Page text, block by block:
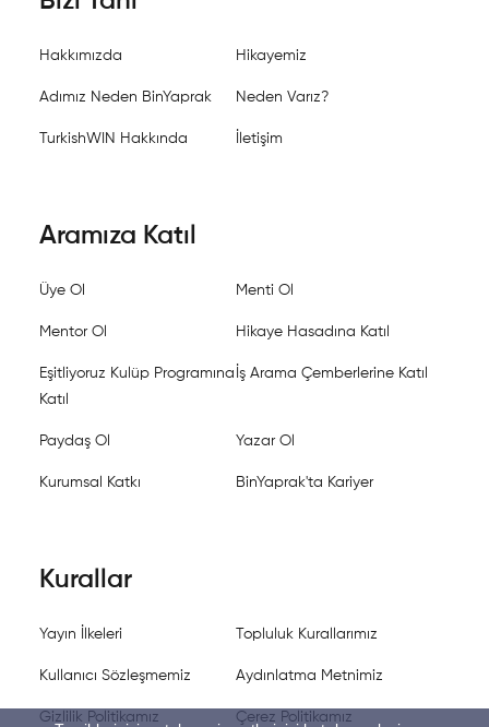
Hakkımızda Hikayemiz
Adımız Neden BinYaprak Neden Varız?
TurkishWIN Hakkında İletişim
Aramıza Katıl
Üye Ol Menti Ol
Mentor Ol Hikaye Hasadına Katıl
Eşitliyoruz Kulüp Programına
Katıl
İş Arama Çemberlerine Katıl
Paydaş Ol Yazar Ol
Kurumsal Katkı BinYaprak'ta Kariyer
Kurallar
Yayın İlkeleri Topluluk Kurallarımız
Kullanıcı Sözleşmemiz Aydınlatma Metnimiz
Gizlilik Politikamız Çerez Politikamız